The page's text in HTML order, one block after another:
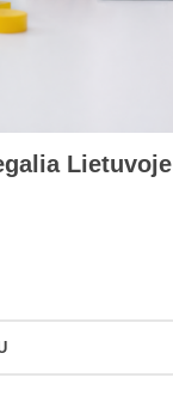
Lietuvoje